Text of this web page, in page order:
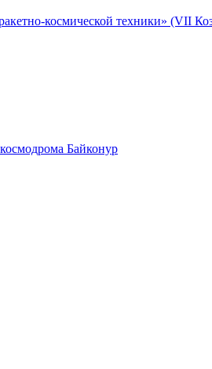
космической техники» (VII
Байконур